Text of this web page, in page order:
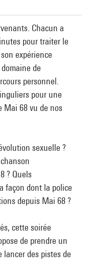
Chacun a
pour traiter le
expérience
de
personnel.
pour une
Mai 68 vu de nos
sexuelle ?
? Quels
façon dont la police
depuis Mai 68 ?
cette soirée
de prendre un
lancer des pistes de